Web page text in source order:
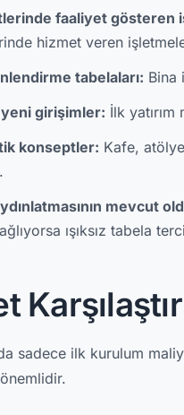
faaliyet gösteren
hizmet veren
tabelaları: Bina
yeni girişimler: İlk
konseptler: Kafe,
mevcut
ışıksız tabela
sadece ilk kurulum